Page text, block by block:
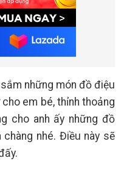
những món đồ điệu
em bé, thỉnh thoảng
cho anh ấy những đồ
nhé. Điều này sẽ